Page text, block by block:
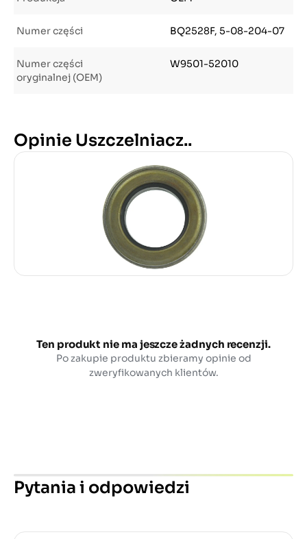
Numer części BQ2528F, 5-08-204-07
Numer części
oryginalnej (OEM)
W9501-52010
Opinie Uszczelniacz..
Ten produkt nie ma jeszcze żadnych recenzji.
Po zakupie produktu zbieramy opinie od
zweryfikowanych klientów.
Pytania i odpowiedzi